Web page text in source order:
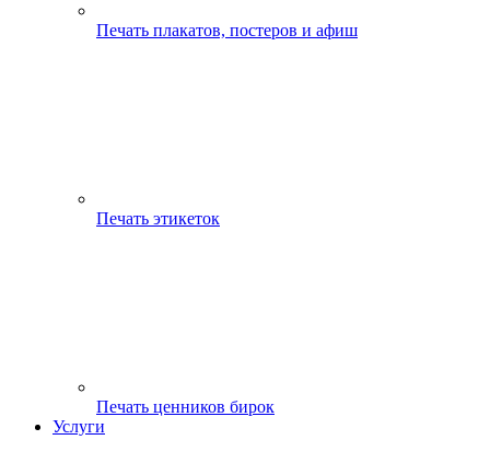
Печать плакатов, постеров и афиш
Печать этикеток
Печать ценников бирок
Услуги